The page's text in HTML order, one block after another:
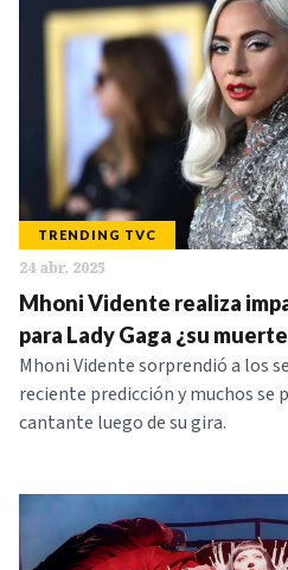
TRENDING TVC
24 abr. 2025
Mhoni Vidente realiza
para Lady Gaga ¿su
Mhoni Vidente sorprendió a los
reciente predicción y muchos se
cantante luego de su gira.